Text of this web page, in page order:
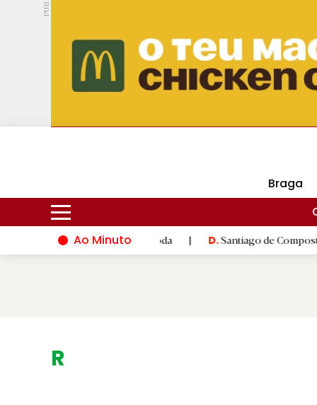
PUB.
Hoje 16ºC 30ºC DMtv
Braga
Ao Minuto
do mundo da moda | Santiago de Compostela
Região.